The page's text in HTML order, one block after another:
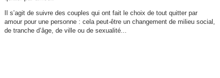
Il s’agit de suivre des couples qui ont fait le choix de tout quitter par
amour pour une personne : cela peut-être un changement de milieu social,
de tranche d’âge, de ville ou de sexualité...